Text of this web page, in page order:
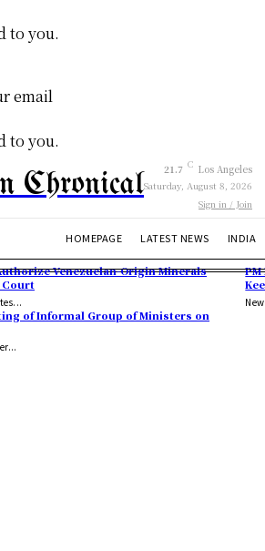
to you.
email
to you.
Chronical 21.7 C Los Angeles
Saturday, August 8, 2026
Sign in / Join
HOMEPAGE LATEST NEWS INDIA
Venezuelan-Origin Minerals
Court
of Informal Group of Ministers on